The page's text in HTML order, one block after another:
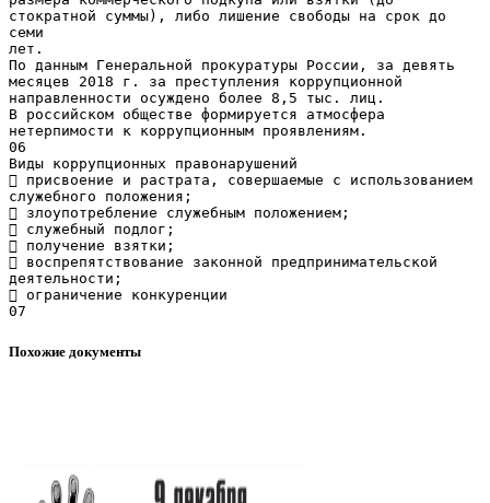
стократной суммы), либо лишение свободы на срок до
семи
лет.
По данным Генеральной прокуратуры России, за девять
месяцев 2018 г. за преступления коррупционной
направленности осуждено более 8,5 тыс. лиц.
В российском обществе формируется атмосфера
нетерпимости к коррупционным проявлениям.
06
Виды коррупционных правонарушений
 присвоение и растрата, совершаемые с использованием
служебного положения;
 злоупотребление служебным положением;
 служебный подлог;
 получение взятки;
 воспрепятствование законной предпринимательской
деятельности;
 ограничение конкуренции
Похожие документы